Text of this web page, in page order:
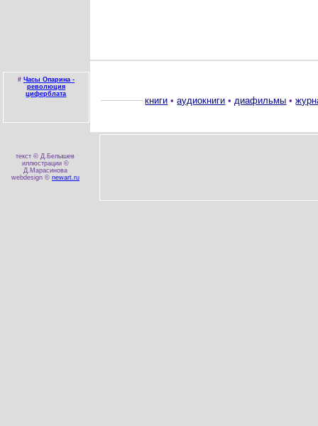
# Часы Опарина -
революция
циферблата
книги •аудиокниги •диафильмы •
текст © Д.Белышев
иллюстрации ©
Д.Марасинова
webdesign © newart.ru